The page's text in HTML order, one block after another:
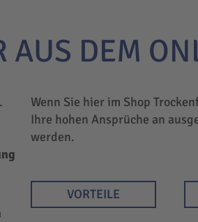
AUS DEM
Wenn Sie hier im Shop
Ihre hohen Ansprüche an
werden.
VORTEILE